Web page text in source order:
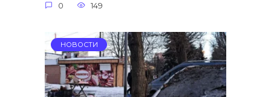
0 149
НОВОСТИ